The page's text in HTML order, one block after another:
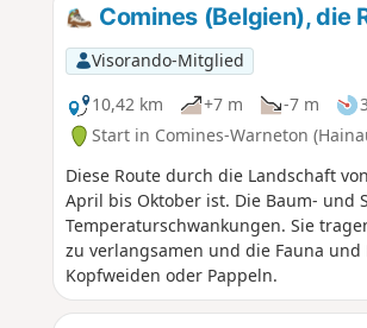
Comines (Belgien), die
Visorando-Mitglied
10,42 km
+7 m -7 m
Start in Comines-Warneton
Diese Route durch die Landschaft
April bis Oktober ist. Die Baum- und
Temperaturschwankungen. Sie
zu verlangsamen und die Fauna
Kopfweiden oder Pappeln.